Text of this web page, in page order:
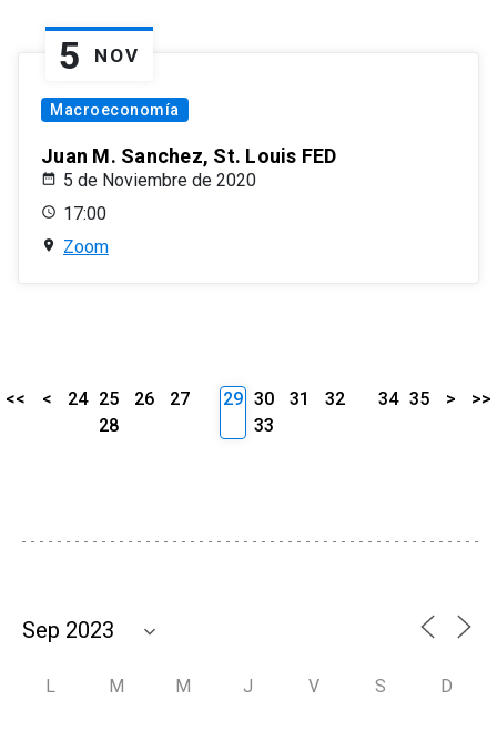
5 NOV
Macroeconomía
Juan M. Sanchez, St. Louis FED
5 de Noviembre de 2020
17:00
Zoom
<< < 24 25 26
27
28
29 30 31
32
33
34 35 > >>
L M M J V S D